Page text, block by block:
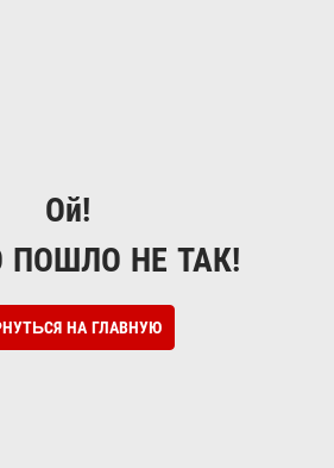
Ой!
ПОШЛО НЕ ТАК!
НА ГЛАВНУЮ